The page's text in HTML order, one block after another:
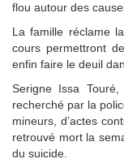
flou autour des
La famille réclame
cours permettront
enfin faire le deuil
Serigne Issa
recherché par la
mineurs, d’actes
retrouvé mort la
du suicide.